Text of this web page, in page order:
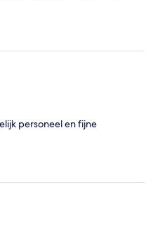
personeel en fijne